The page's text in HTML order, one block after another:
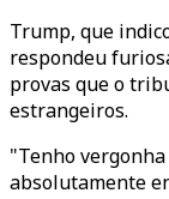
Trump, que
respondeu
provas que o
estrangeiros.
"Tenho
absolutamente